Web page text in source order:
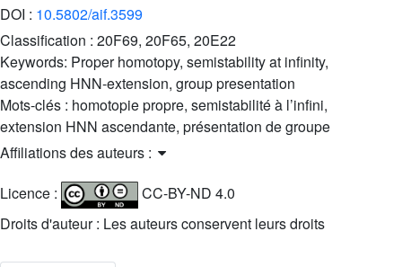
DOI : 10.5802/aif.3599
Classification : 20F69, 20F65, 20E22
Keywords: Proper homotopy, semistability at infinity,
ascending HNN-extension, group presentation
Mots-clés : homotopie propre, semistabilité à l’infini,
extension HNN ascendante, présentation de groupe
Affiliations des auteurs :
Licence :
CC-BY-ND 4.0
Droits d'auteur : Les auteurs conservent leurs droits